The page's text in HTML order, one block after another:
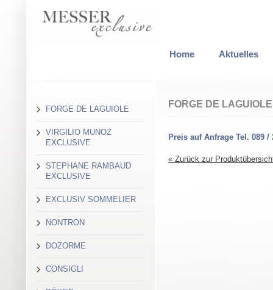
Home Aktuelles
FORGE DE
Preis auf Anfrage Tel. 089 /
« Zurück zur
FORGE DE LAGUIOLE
VIRGILIO MUNOZ
EXCLUSIVE
STEPHANE RAMBAUD
EXCLUSIVE
EXCLUSIV SOMMELIER
NONTRON
DOZORME
CONSIGLI